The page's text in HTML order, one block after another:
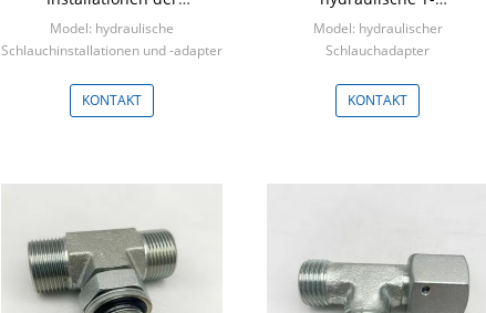
Schlauchleitung männlicher
hoher Qualität 1N NPT für
Model: hydraulische
Schlauchinstallationen und -adapter
KONTAKT
Verschraubung
Model: hydraulischer
Schlauchadapter
KONTAKT